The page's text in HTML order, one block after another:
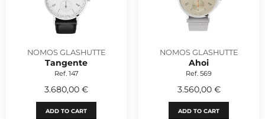
NOMOS GLASHUTTE
Tangente
Ref. 147
3.680,00 €
ADD TO CART
NOMOS GLASHUTTE
Ahoi
Ref. 569
3.560,00 €
ADD TO CART